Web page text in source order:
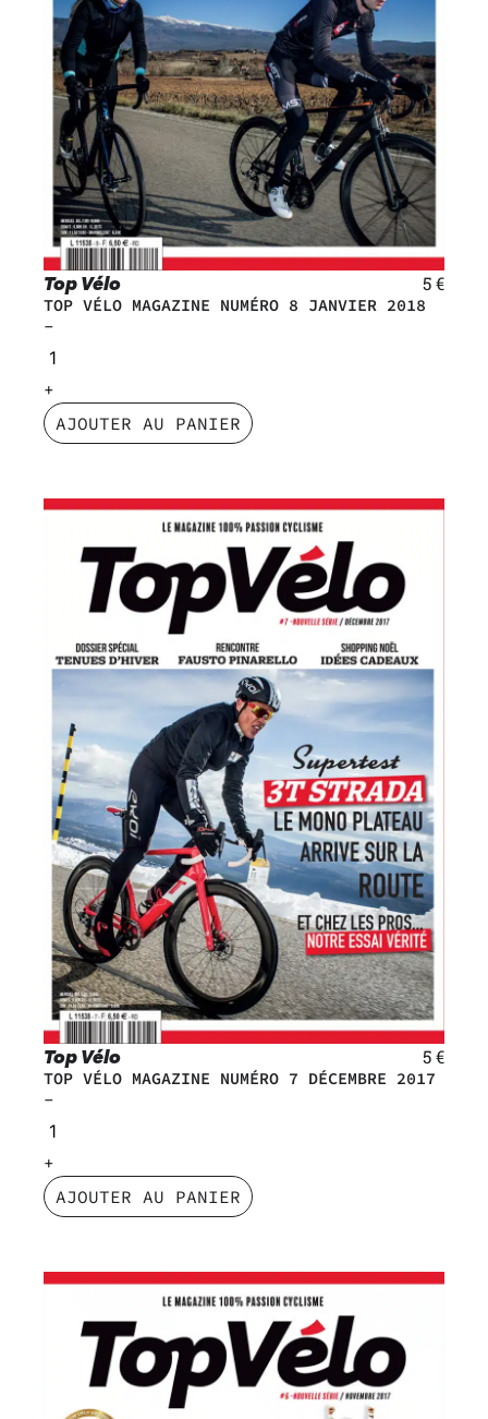
Top Vélo 5€
TOP VÉLO MAGAZINE NUMÉRO 8 JANVIER 2018
AJOUTER AU PANIER
Top Vélo 5€
TOP VÉLO MAGAZINE NUMÉRO 7 DÉCEMBRE 2017
AJOUTER AU PANIER